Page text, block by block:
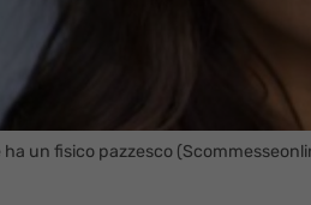
ha un fisico pazzesco